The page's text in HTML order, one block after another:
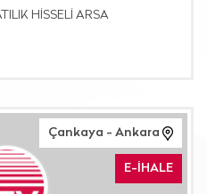
HİSSELİ ARSA
Çankaya - Ankara
E-İHALE